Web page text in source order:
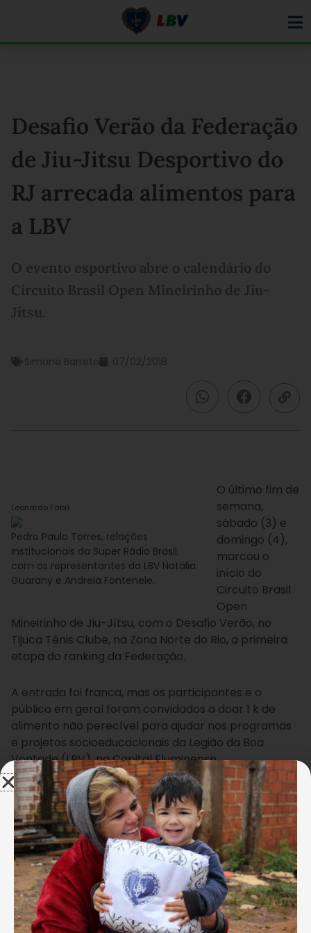
Desafio Verão da Federação
de Jiu-Jitsu Desportivo do
RJ arrecada alimentos para
a LBV
O evento esportivo abre o calendário do
Circuito Brasil Open Mineirinho de Jiu-
Jítsu.
Simone Barreto 07/02/2018
Leonardo Fabri
Pedro Paulo Torres, relações
institucionais da Super Rádio Brasil,
com as representantes da LBV Natália
Guarany e Andreia Fontenele.
O último fim de
semana,
sábado (3) e
domingo (4),
marcou o
início do
Circuito Brasil
Open
Mineirinho de Jiu-Jítsu, com o Desafio Verão, no
Tijuca Tênis Clube, na Zona Norte do Rio, a primeira
etapa do ranking da Federação.
A entrada foi franca, mas os participantes e o
público em geral foram convidados a doar 1 k de
alimento não perecível para ajudar nos programas
e projetos socioeducacionais da Legião da Boa
Vontade (LBV), na Capital Fluminense.
Leonardo Fabri
Rogério Gavazza,
presidente da
Federação de Jiu-Jítsu
Desportivo do RJ.
“Essa foi a 1ª edição do
evento do Circuito
Mineirinho Brasil Open,
que acontece há dez
anos. A cada ano vamos
aumentando o número
de competições no
ranking, onde os
campeões são premiados ao final da